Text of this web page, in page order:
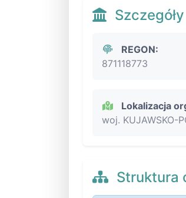
REGON:
871118773
Lokalizacja
woj. KUJAWSKO-
Struktura